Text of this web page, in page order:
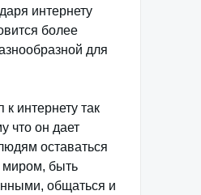
интернету
более
для
к интернету так
что он дает
оставаться
быть
общаться и